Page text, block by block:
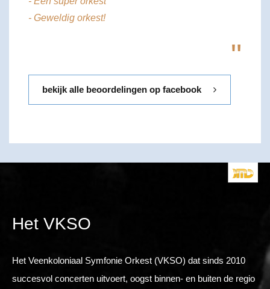
- Geweldig orkest!
"
bekijk alle beoordelingen op facebook
Het VKSO
Het Veenkoloniaal Symfonie Orkest (VKSO) dat sinds 2010
succesvol concerten uitvoert, oogst binnen- en buiten de regio